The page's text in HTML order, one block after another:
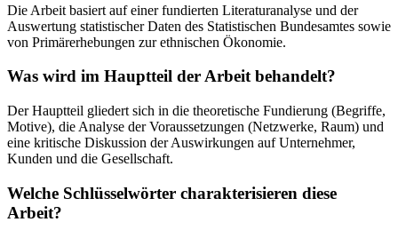
Die Arbeit basiert auf einer fundierten Literaturanalyse und der
Auswertung statistischer Daten des Statistischen Bundesamtes sowie
von Primärerhebungen zur ethnischen Ökonomie.
Was wird im Hauptteil der Arbeit behandelt?
Der Hauptteil gliedert sich in die theoretische Fundierung (Begriffe,
Motive), die Analyse der Voraussetzungen (Netzwerke, Raum) und
eine kritische Diskussion der Auswirkungen auf Unternehmer,
Kunden und die Gesellschaft.
Welche Schlüsselwörter charakterisieren diese
Arbeit?